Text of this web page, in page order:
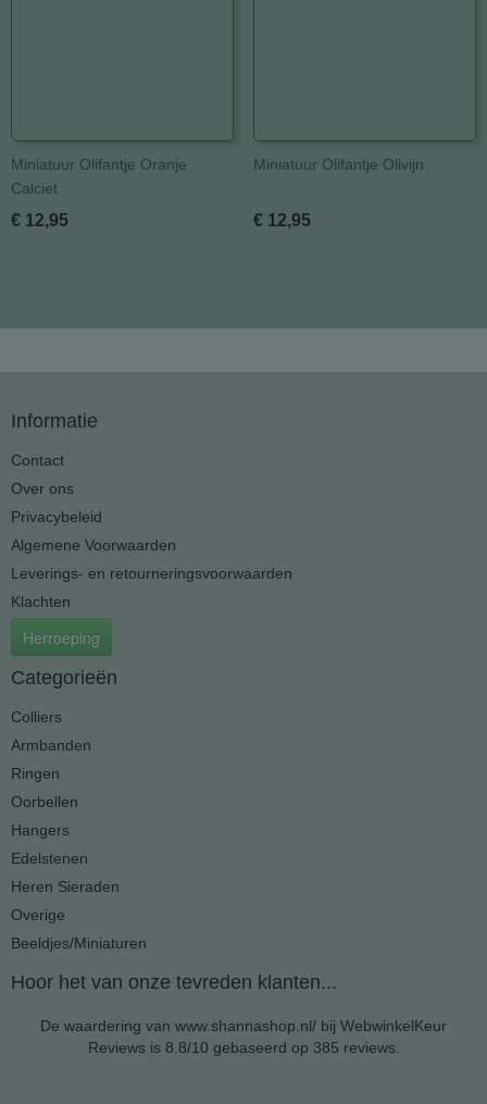
Miniatuur Olifantje Oranje
Calciet
€ 12,95
Miniatuur Olifantje Olivijn
€ 12,95
Informatie
Contact
Over ons
Privacybeleid
Algemene Voorwaarden
Leverings- en retourneringsvoorwaarden
Klachten
Herroeping
Categorieën
Colliers
Armbanden
Ringen
Oorbellen
Hangers
Edelstenen
Heren Sieraden
Overige
Beeldjes/Miniaturen
Hoor het van onze tevreden klanten...
De waardering van www.shannashop.nl/ bij WebwinkelKeur
Reviewsis 8.8/10 gebaseerd op 385 reviews.